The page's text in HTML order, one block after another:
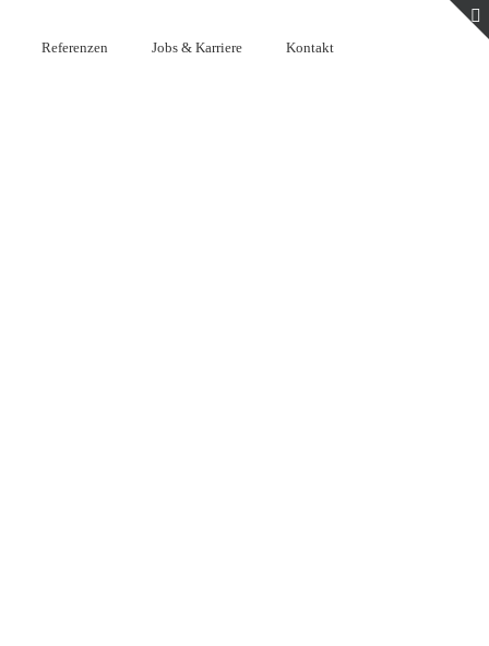
Referenzen Jobs & Karriere Kontakt